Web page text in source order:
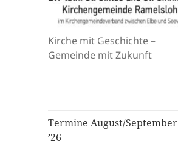
Kirche mit Geschichte –
Gemeinde mit Zukunft
Termine August/September
’26